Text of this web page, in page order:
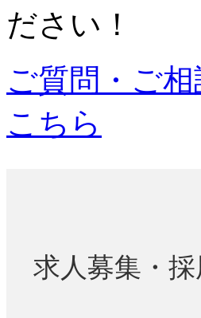
ださい！
ご質問・ご相
こちら
求人募集・